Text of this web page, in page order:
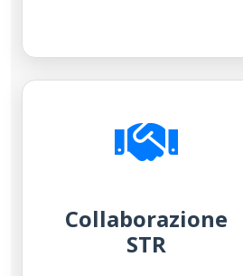
Collaborazione
STR